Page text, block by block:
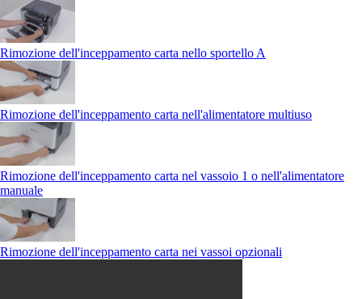
Rimozione dell'inceppamento carta nello sportello A
Rimozione dell'inceppamento carta nell'alimentatore multiuso
Rimozione dell'inceppamento carta nel vassoio 1 o nell'alimentatore
manuale
Rimozione dell'inceppamento carta nei vassoi opzionali